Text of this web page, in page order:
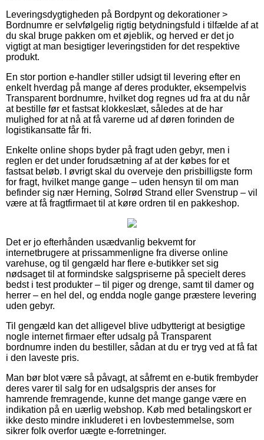
Leveringsdygtigheden på Bordpynt og dekorationer >
Bordnumre er selvfølgelig rigtig betydningsfuld i tilfælde af at
du skal bruge pakken om et øjeblik, og herved er det jo
vigtigt at man besigtiger leveringstiden for det respektive
produkt.
En stor portion e-handler stiller udsigt til levering efter en
enkelt hverdag på mange af deres produkter, eksempelvis
Transparent bordnumre, hvilket dog regnes ud fra at du når
at bestille før et fastsat klokkeslæt, således at de har
mulighed for at nå at få varerne ud af døren forinden de
logistikansatte får fri.
Enkelte online shops byder på fragt uden gebyr, men i
reglen er det under forudsætning af at der købes for et
fastsat beløb. I øvrigt skal du overveje den prisbilligste form
for fragt, hvilket mange gange – uden hensyn til om man
befinder sig nær Herning, Solrød Strand eller Svenstrup – vil
være at få fragtfirmaet til at køre ordren til en pakkeshop.
Det er jo efterhånden usædvanlig bekvemt for
internetbrugere at prissammenligne fra diverse online
varehuse, og til gengæld har flere e-butikker set sig
nødsaget til at formindske salgspriserne på specielt deres
bedst i test produkter – til piger og drenge, samt til damer og
herrer – en hel del, og endda nogle gange præstere levering
uden gebyr.
Til gengæld kan det alligevel blive udbytterigt at besigtige
nogle internet firmaer efter udsalg på Transparent
bordnumre inden du bestiller, sådan at du er tryg ved at få fat
i den laveste pris.
Man bør blot være så påvagt, at såfremt en e-butik frembyder
deres varer til salg for en udsalgspris der anses for
hamrende fremragende, kunne det mange gange være en
indikation på en uærlig webshop. Køb med betalingskort er
ikke desto mindre inkluderet i en lovbestemmelse, som
sikrer folk overfor uægte e-forretninger.